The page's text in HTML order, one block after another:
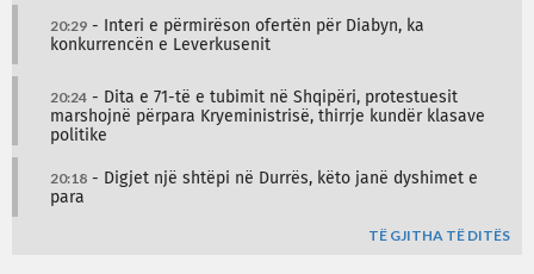
20:29 - Interi e përmirëson ofertën për Diabyn, ka
konkurrencën e Leverkusenit
20:24 - Dita e 71-të e tubimit në Shqipëri, protestuesit
marshojnë përpara Kryeministrisë, thirrje kundër klasave
politike
20:18 - Digjet një shtëpi në Durrës, këto janë dyshimet e
para
TË GJITHA TË DITËS